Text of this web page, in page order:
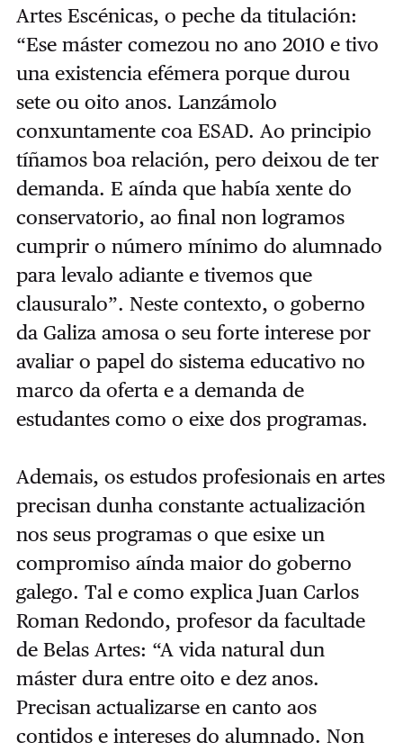
Artes Escénicas, o peche da titulación:
“Ese máster comezou no ano 2010 e tivo
una existencia efémera porque durou
sete ou oito anos. Lanzámolo
conxuntamente coa ESAD. Ao principio
tíñamos boa relación, pero deixou de ter
demanda. E aínda que había xente do
conservatorio, ao final non logramos
cumprir o número mínimo do alumnado
para levalo adiante e tivemos que
clausuralo”. Neste contexto, o goberno
da Galiza amosa o seu forte interese por
avaliar o papel do sistema educativo no
marco da oferta e a demanda de
estudantes como o eixe dos programas.
Ademais, os estudos profesionais en artes
precisan dunha constante actualización
nos seus programas o que esixe un
compromiso aínda maior do goberno
galego. Tal e como explica Juan Carlos
Roman Redondo, profesor da facultade
de Belas Artes: “A vida natural dun
máster dura entre oito e dez anos.
Precisan actualizarse en canto aos
contidos e intereses do alumnado. Non